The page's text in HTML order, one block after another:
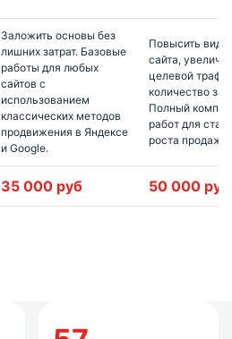
Заложить основы без
лишних затрат. Базовые
работы для любых
сайтов с
использованием
классических методов
продвижения в Яндексе
и Google.
Повысить
сайта,
целевой
количество
Полный
работ для
роста продаж.
35 000 руб 50 000 руб